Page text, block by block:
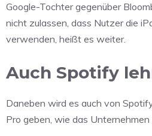
Google-Tochter gegenüber
nicht zulassen, dass Nutzer die
verwenden, heißt es weiter.
Auch Spotify
Daneben wird es auch von
Pro geben, wie das